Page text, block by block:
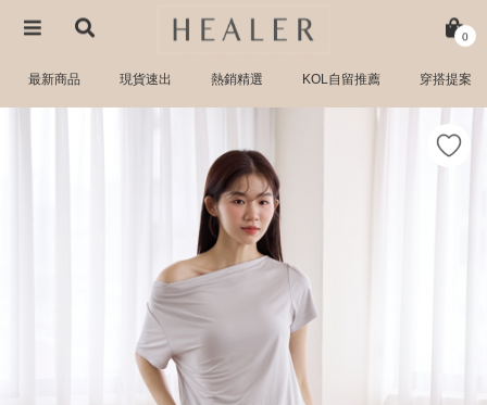
0
最新商品 現貨速出 熱銷精選 KOL自留推薦 穿搭提案